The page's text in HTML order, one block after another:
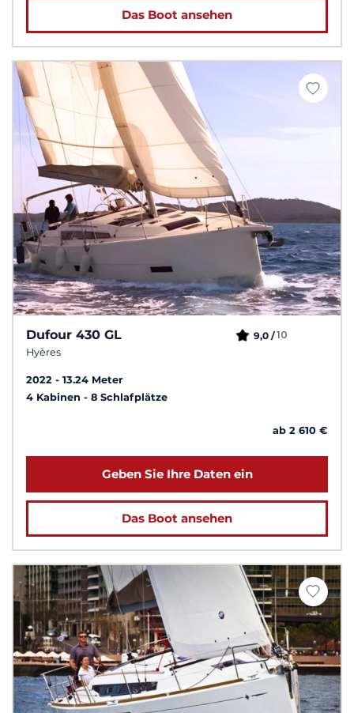
Das Boot ansehen
Dufour 430 GL
Hyères
9,0 /10
2022
13.24 Meter
4 Kabinen
8 Schlafplätze
ab 2 610 €
Geben Sie Ihre Daten ein
Das Boot ansehen